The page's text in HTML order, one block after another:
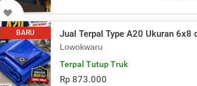
BARU Jual Terpal Type A20 Ukuran 6x8
Lowokwaru
Terpal Tutup Truk
Rp 873.000